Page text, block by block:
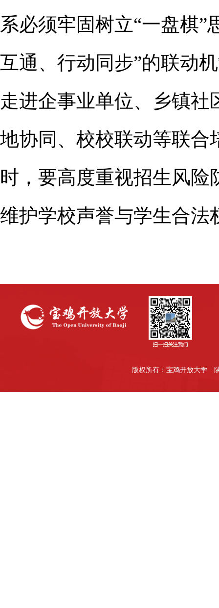
系必须牢固树立“一盘棋
互通、行动同步”的联动
走进企事业单位、乡镇
地协同、校校联动等联合
时，要高度重视招生风险
维护学校声誉与学生合法
版权所有：宝鸡开放大学